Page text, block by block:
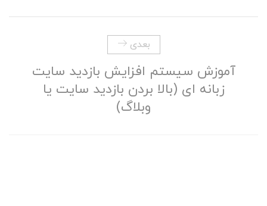
بعدی
آموزش سیستم افزایش بازدید سایت
زبانه ای (بالا بردن بازدید سایت یا
وبلاگ)